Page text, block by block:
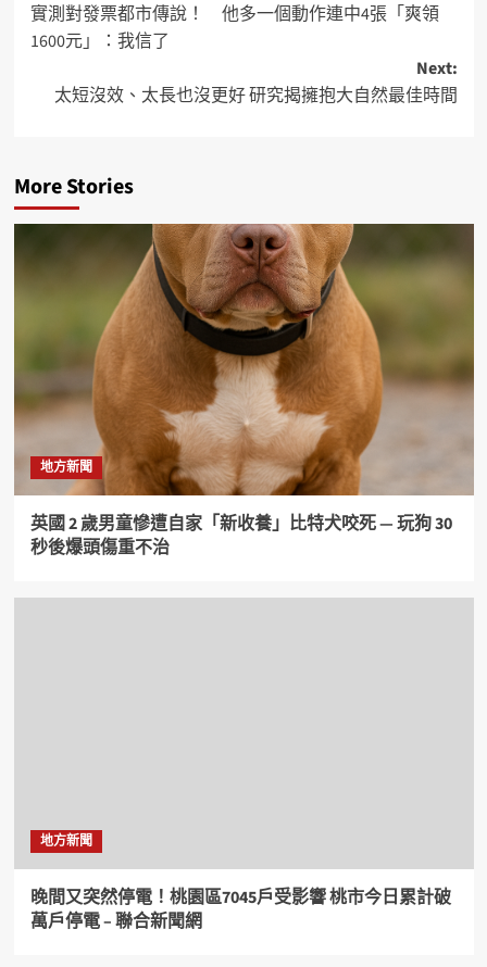
實測對發票都市傳說！ 他多一個動作連中4張「爽領
1600元」：我信了
Next:
太短沒效、太長也沒更好 研究揭擁抱大自然最佳時間
More Stories
地方新聞
英國 2 歲男童慘遭自家「新收養」比特犬咬死 — 玩狗 30
秒後爆頭傷重不治
地方新聞
晚間又突然停電！桃園區7045戶受影響 桃市今日累計破
萬戶停電 – 聯合新聞網